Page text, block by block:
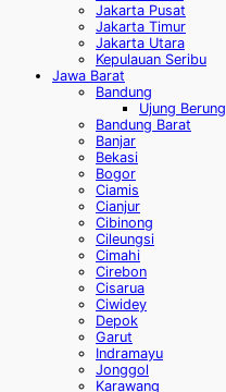
Jakarta Pusat
Jakarta Timur
Jakarta Utara
Kepulauan Seribu
Jawa Barat
Bandung
Ujung Berung
Bandung Barat
Banjar
Bekasi
Bogor
Ciamis
Cianjur
Cibinong
Cileungsi
Cimahi
Cirebon
Cisarua
Ciwidey
Depok
Garut
Indramayu
Jonggol
Karawang